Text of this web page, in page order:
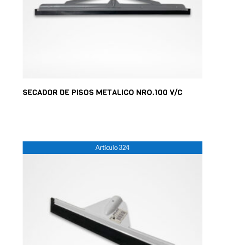
SECADOR DE PISOS METALICO NRO.100 V/C
Artículo 324